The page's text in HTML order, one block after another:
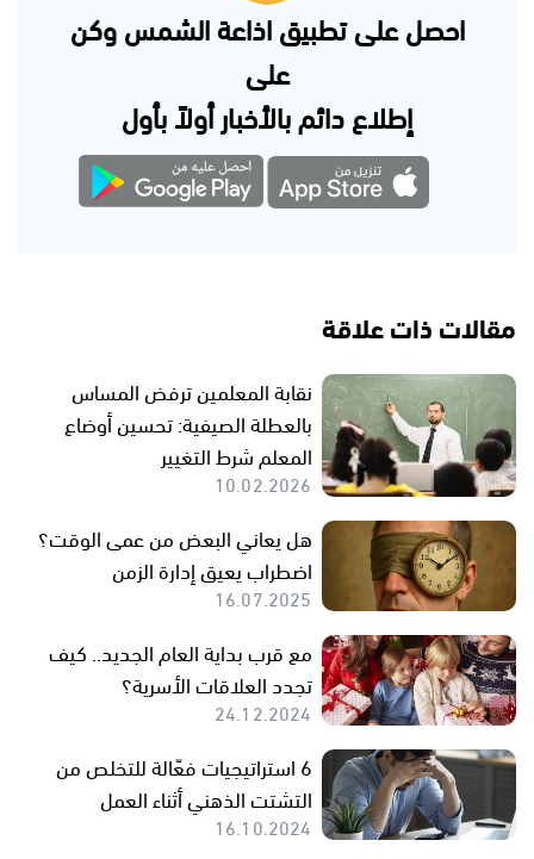
احصل على تطبيق اذاعة الشمس وكن
على
إطلاع دائم بالأخبار أولاً بأول
مقالات ذات علاقة
نقابة المعلمين ترفض المساس
بالعطلة الصيفية: تحسين أوضاع
المعلم شرط التغيير
10.02.2026
هل يعاني البعض من عمى الوقت؟
اضطراب يعيق إدارة الزمن
16.07.2025
مع قرب بداية العام الجديد.. كيف
تجدد العلاقات الأسرية؟
24.12.2024
6 استراتيجيات فعّالة للتخلص من
التشتت الذهني أثناء العمل
16.10.2024